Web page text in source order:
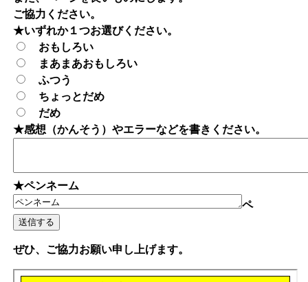
ご協力ください。
★いずれか１つお選びください。
おもしろい
まあまあおもしろい
ふつう
ちょっとだめ
だめ
★感想（かんそう）やエラーなどを書きください。
★ペンネーム
ペ
ぜひ、ご協力お願い申し上げます。